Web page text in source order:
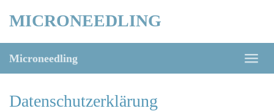
content
MICRONEEDLING
Toggle
Microneedling
Datenschutzerklärung